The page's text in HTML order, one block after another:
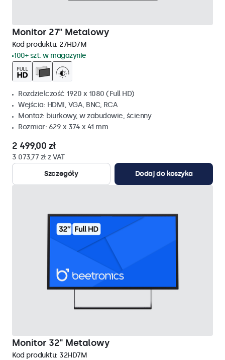
Monitor 27" Metalowy
Kod produktu: 27HD7M
100+ szt. w magazynie
Rozdzielczość 1920 x 1080 (Full HD)
Wejścia: HDMI, VGA, BNC, RCA
Montaż: biurkowy, w zabudowie, ścienny
Rozmiar: 629 x 374 x 41 mm
2 499,00 zł
3 073,77 zł z VAT
Szczegóły
Dodaj do koszyka
Monitor 32" Metalowy
Kod produktu: 32HD7M